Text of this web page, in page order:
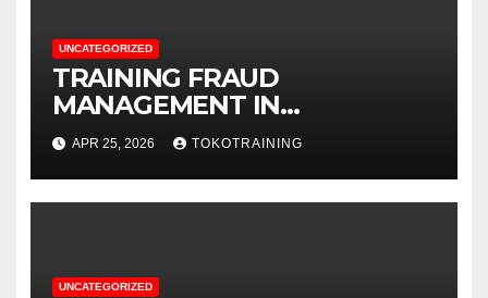
UNCATEGORIZED
TRAINING FRAUD
MANAGEMENT IN
TELECOMMUNICATION
BUSINESS
APR 25, 2026 TOKOTRAINING
UNCATEGORIZED